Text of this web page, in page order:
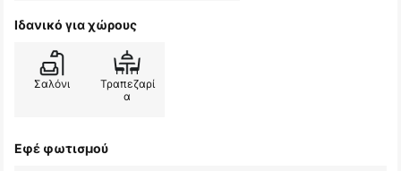
Ιδανικό για χώρους
Σαλόνι
Τραπεζαρί
α
Εφέ φωτισμού